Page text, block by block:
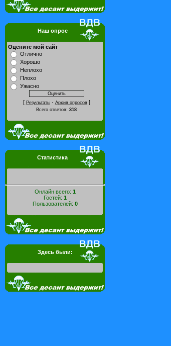
Наш опрос
Оцените мой сайт
Отлично
Хорошо
Неплохо
Плохо
Ужасно
[ Результаты· Архив опросов]
Всего ответов: 318
Статистика
Онлайн всего: 1
Гостей: 1
Пользователей: 0
Здесь были: